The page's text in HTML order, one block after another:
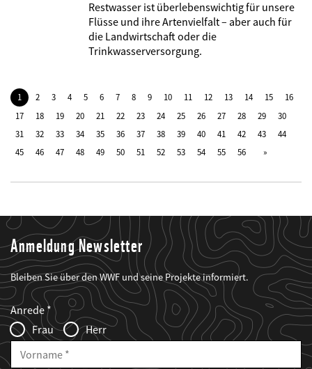
Restwasser ist überlebenswichtig für unsere
Flüsse und ihre Artenvielfalt – aber auch für
die Landwirtschaft oder die
Trinkwasserversorgung.
1 2 3 4 5 6 7 8 9 10 11 12 13 14 15
16
17
18 19 20 21 22 23 24 25 26 27 28 29
30
31
32 33 34 35 36 37 38 39 40 41 42 43
44
45
46 47 48 49 50 51 52 53 54 55 56
Anmeldung Newsletter
Bleiben Sie über den WWF und seine Projekte informiert.
Web2Case
Infofelder
Fieldset
anrede_name
Anrede
Frau
Herr
Vorname